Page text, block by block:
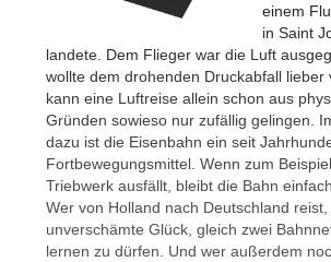
einem
in Saint
landete. Dem Flieger war die Luft
wollte dem drohenden Druckabfall lieber
kann eine Luftreise allein schon aus
Gründen sowieso nur zufällig gelingen.
dazu ist die Eisenbahn ein seit
Fortbewegungsmittel. Wenn zum
Triebwerk ausfällt, bleibt die Bahn
Wer von Holland nach Deutschland
unverschämte Glück, gleich zwei
lernen zu dürfen. Und wer außerdem